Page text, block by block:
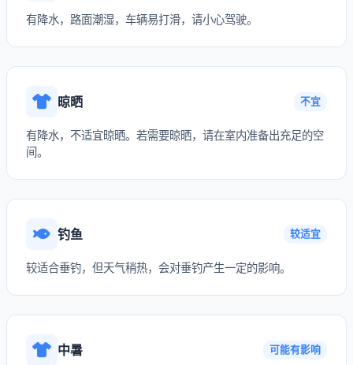
有降水，路面潮湿，车辆易打滑，请小心驾驶。
晾晒 不宜
有降水，不适宜晾晒。若需要晾晒，请在室内准备出充足的空
间。
钓鱼 较适宜
较适合垂钓，但天气稍热，会对垂钓产生一定的影响。
中暑 可能有影响